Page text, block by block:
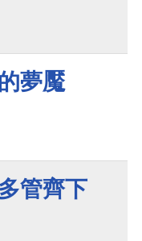
夢魘
管齊下